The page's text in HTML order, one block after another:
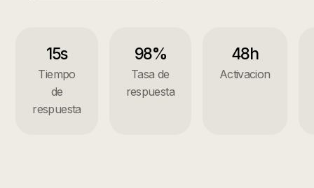
15s
Tiempo
de
respuesta
98%
Tasa de
respuesta
48h
Activacion